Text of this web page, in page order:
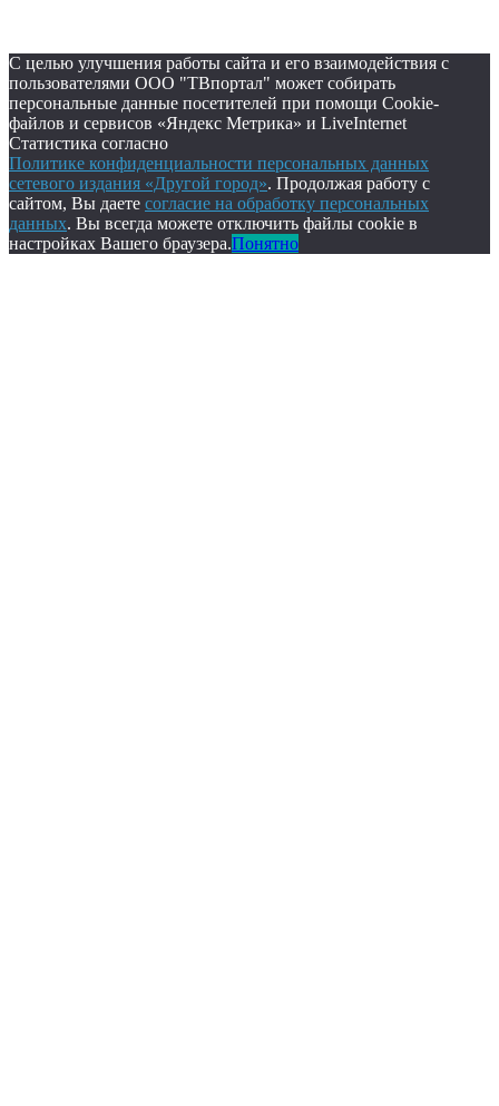
С целью улучшения работы сайта и его взаимодействия с
пользователями ООО "ТВпортал" может собирать
персональные данные посетителей при помощи Cookie-
файлов и сервисов «Яндекс Метрика» и LiveInternet
Статистика согласно
Политике конфиденциальности персональных данных
сетевого издания «Другой город». Продолжая работу с
сайтом, Вы даете согласие на обработку персональных
данных. Вы всегда можете отключить файлы cookie в
настройках Вашего браузера.Понятно